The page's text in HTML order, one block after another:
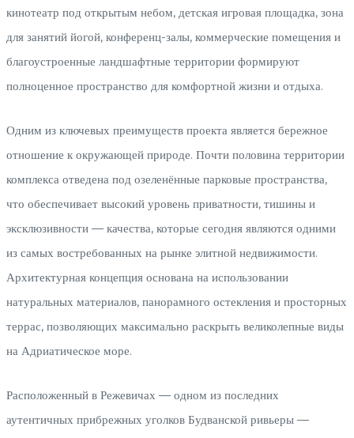
кинотеатр под открытым небом, детская игровая площадка, зона
для занятий йогой, конференц-залы, коммерческие помещения и
благоустроенные ландшафтные территории формируют
полноценное пространство для комфортной жизни и отдыха.
Одним из ключевых преимуществ проекта является бережное
отношение к окружающей природе. Почти половина территории
комплекса отведена под озеленённые парковые пространства,
что обеспечивает высокий уровень приватности, тишины и
эксклюзивности — качества, которые сегодня являются одними
из самых востребованных на рынке элитной недвижимости.
Архитектурная концепция основана на использовании
натуральных материалов, панорамного остекления и просторных
террас, позволяющих максимально раскрыть великолепные виды
на Адриатическое море.
Расположенный в Режевичах — одном из последних
аутентичных прибрежных уголков Будванской ривьеры —